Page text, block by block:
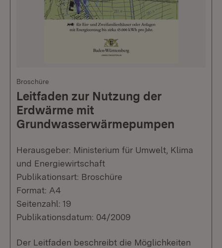
Broschüre
Leitfaden zur Nutzung der
Erdwärme mit
Grundwasserwärmepumpen
Herausgeber: Ministerium für Umwelt, Klima
und Energiewirtschaft
Publikationsart: Broschüre
Format: A4
Seitenzahl: 19
Publikationsdatum: 04/2009
Der Leitfaden beschreibt die Möglichkeiten